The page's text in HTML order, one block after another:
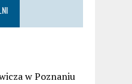
w Poznaniu